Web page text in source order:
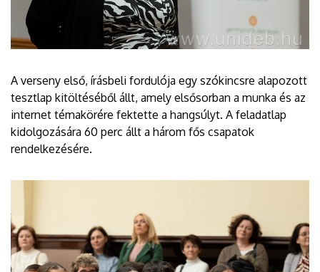
A verseny első, írásbeli fordulója egy szókincsre alapozott
tesztlap kitöltéséből állt, amely elsősorban a munka és az
internet témakörére fektette a hangsúlyt. A feladatlap
kidolgozására 60 perc állt a három fős csapatok
rendelkezésére.